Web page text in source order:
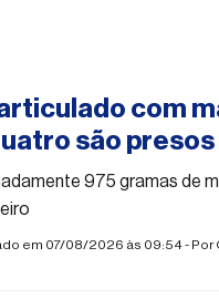
com
são presos
975 gramas de
em 07/08/2026 às 09:54 - Por